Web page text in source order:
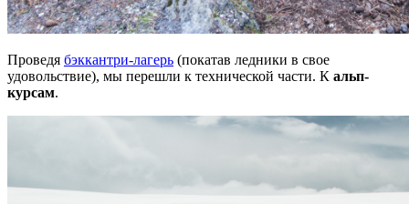
Проведя бэккантри-лагерь (покатав ледники в свое
удовольствие), мы перешли к технической части. К альп-
курсам.